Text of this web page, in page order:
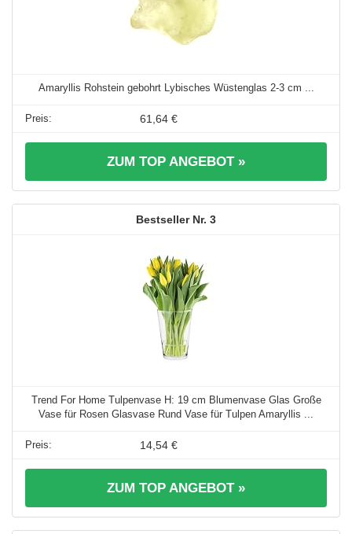
Amaryllis Rohstein gebohrt Lybisches Wüstenglas 2-3 cm ...
61,64 €
ZUM TOP ANGEBOT »
3
Trend For Home Tulpenvase H: 19 cm Blumenvase Glas Große
Vase für Rosen Glasvase Rund Vase für Tulpen Amaryllis ...
14,54 €
ZUM TOP ANGEBOT »